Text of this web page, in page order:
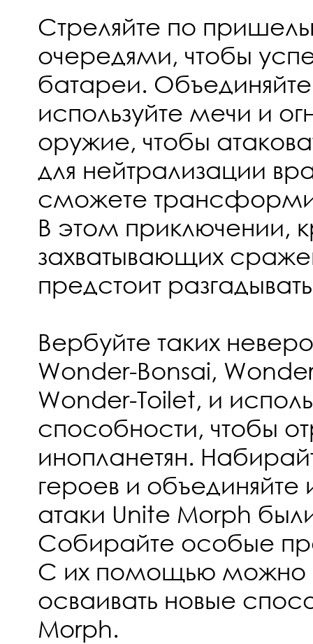
Стреляйте по
очередями, чтобы
батареи. Объединяйте
используйте мечи и
оружие, чтобы
для нейтрализации
сможете
В этом приключении,
захватывающих
предстоит
Вербуйте таких
Wonder-Bonsai,
Wonder-Toilet, и
способности, чтобы
инопланетян.
героев и объединяйте
атаки Unite Morph
Собирайте особые
C их помощью можно
осваивать новые
Morph.